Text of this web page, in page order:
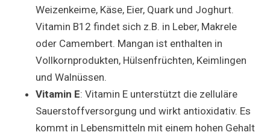
Weizenkeime, Käse, Eier, Quark und Joghurt.
Vitamin B12 findet sich z.B. in Leber, Makrele
oder Camembert. Mangan ist enthalten in
Vollkornprodukten, Hülsenfrüchten, Keimlingen
und Walnüssen.
Vitamin E: Vitamin E unterstützt die zelluläre
Sauerstoffversorgung und wirkt antioxidativ. Es
kommt in Lebensmitteln mit einem hohen Gehalt